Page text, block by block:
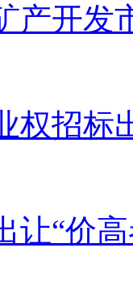
产开发
权招标
让“价